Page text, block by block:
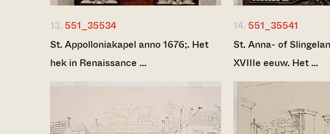
13. 551_35534
St. Appolloniakapel anno 1676;. Het
hek in Renaissance …
14. 551_35541
St. Anna- of
XVIIIe eeuw. Het …